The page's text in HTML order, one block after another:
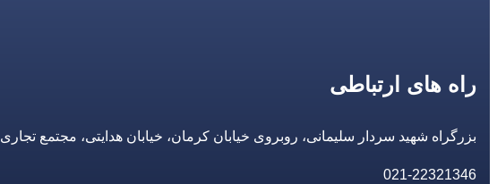
راه های ارتباطی
بزرگراه شهید سردار سلیمانی، روبروی خیابان کرمان، خیابان هدایتی، مجتمع تجاری 14 معصوم ، طبقه 3، واحد 3
021-22321346